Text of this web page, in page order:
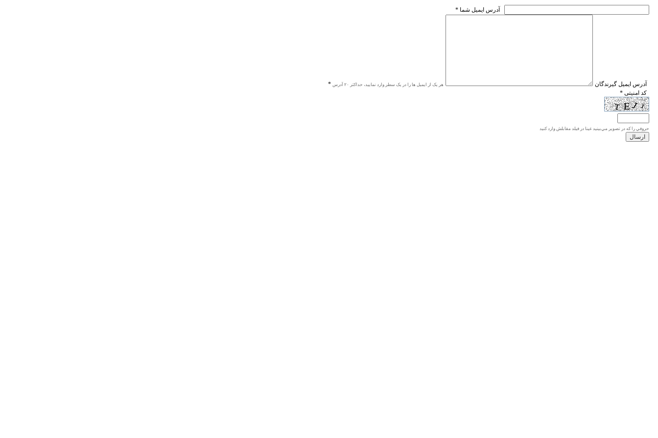
* آدرس ايميل شما
* آدرس ايميل گيرندگان هر یک از ایمیل ها را در یک سطر وارد نمایید، حداکثر ۲۰ آدرس
* کد امنیتی
حروفي را كه در تصوير مي‌بينيد عينا در فيلد مقابلش وارد كنيد